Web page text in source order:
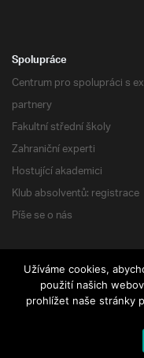
Spolupráce
Centrum pro spolupráci s
partnery
Fakultní střední školy
Zahraniční experti
Hostující akademici
Klub absolventů: registrace
Píše se o nás
| Všechna práva
Užíváme cookies,
použití našich
prohlížet naše stránky